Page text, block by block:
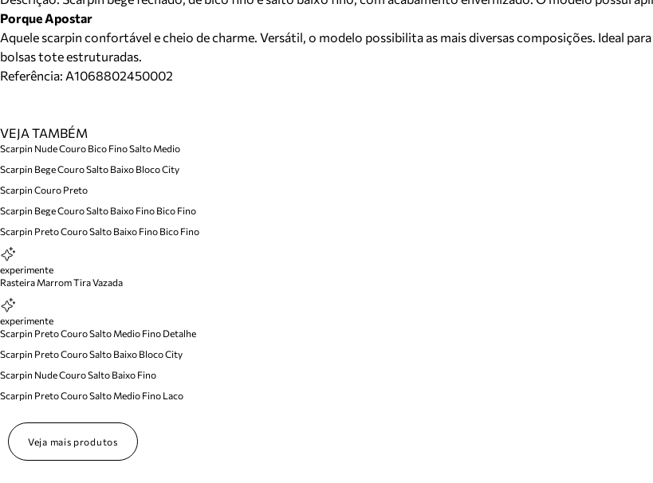
Porque Apostar
Aquele scarpin confortável e cheio de charme. Versátil, o modelo possibilita as mais diversas composições. Ideal
bolsas tote estruturadas.
Referência: A1068802450002
VEJA TAMBÉM
Scarpin Nude Couro Bico Fino Salto Medio
Scarpin Bege Couro Salto Baixo Bloco City
Scarpin Couro Preto
Scarpin Bege Couro Salto Baixo Fino Bico Fino
Scarpin Preto Couro Salto Baixo Fino Bico Fino
experimente
Rasteira Marrom Tira Vazada
experimente
Scarpin Preto Couro Salto Medio Fino Detalhe
Scarpin Preto Couro Salto Baixo Bloco City
Scarpin Nude Couro Salto Baixo Fino
Scarpin Preto Couro Salto Medio Fino Laco
Veja mais produtos